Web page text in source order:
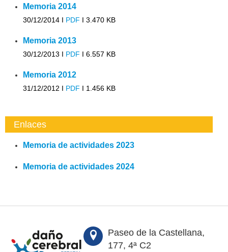
Memoria 2014
30/12/2014 I PDF I 3.470 KB
Memoria 2013
30/12/2013 I PDF I 6.557 KB
Memoria 2012
31/12/2012 I PDF I 1.456 KB
Enlaces
Memoria de actividades 2023
Memoria de actividades 2024
Paseo de la Castellana,
177, 4ª C2